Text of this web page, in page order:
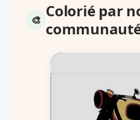
Colorié par